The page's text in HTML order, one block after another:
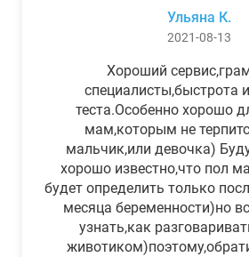
Ульяна К.
2021-08-13
Хороший
специалисты,быстрота
теста.Особенно хорошо
мам,которым не
мальчик,или девочка)
хорошо известно,что пол
будет определить только
месяца беременности)но
узнать,как